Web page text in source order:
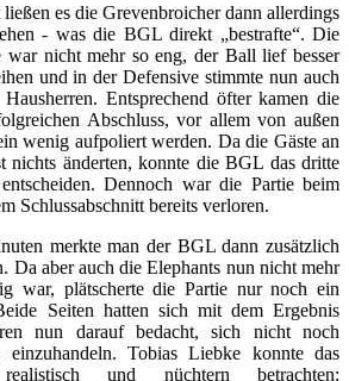
es die Grevenbroicher dann allerdings
- was die BGL direkt „bestrafte“. Die
war nicht mehr so eng, der Ball lief besser
und in der Defensive stimmte nun auch
Entsprechend öfter kamen die
Abschluss, vor allem von außen
wenig aufpoliert werden. Da die Gäste an
nichts änderten, konnte die BGL das dritte
Dennoch war die Partie beim
Schlussabschnitt bereits verloren.
merkte man der BGL dann zusätzlich
Da aber auch die Elephants nun nicht mehr
war, plätscherte die Partie nur noch ein
Seiten hatten sich mit dem Ergebnis
nun darauf bedacht, sich nicht noch
einzuhandeln. Tobias Liebke konnte das
und nüchtern betrachten: